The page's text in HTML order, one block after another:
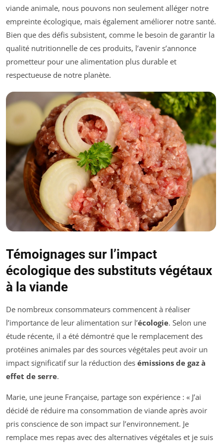
viande animale, nous pouvons non seulement alléger notre
empreinte écologique, mais également améliorer notre santé.
Bien que des défis subsistent, comme le besoin de garantir la
qualité nutritionnelle de ces produits, l’avenir s’annonce
prometteur pour une alimentation plus durable et
respectueuse de notre planète.
Témoignages sur l’impact
écologique des substituts végétaux
à la viande
De nombreux consommateurs commencent à réaliser
l’importance de leur alimentation sur l’écologie. Selon une
étude récente, il a été démontré que le remplacement des
protéines animales par des sources végétales peut avoir un
impact significatif sur la réduction des émissions de gaz à
effet de serre.
Marie, une jeune Française, partage son expérience : « J’ai
décidé de réduire ma consommation de viande après avoir
pris conscience de son impact sur l’environnement. Je
remplace mes repas avec des alternatives végétales et je suis